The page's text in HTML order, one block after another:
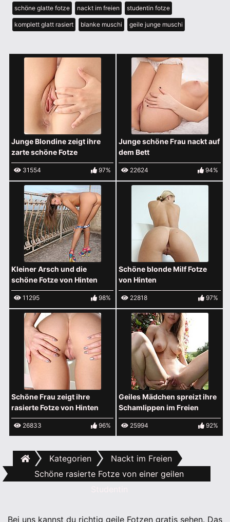
schöne glatte fotze nackt im freien studentin fotze
komplett glatt rasiert blanke muschi geile junge muschi
Junge Blondine zeigt ihre
zarte schöne Fotze
31554 97%
Junge schöne Frau nackt auf
dem Bett
22624 94%
Kleiner Arsch und die
schöne Fotze von Hinten
11295 98%
Schöne blonde Milf Fotze
von Hinten
22818 97%
Schöne Frau zeigt ihre
rasierte Fotze von Hinten
26833 96%
Geiles Mädchen spreizt ihre
Schamlippen im Freien
25994 92%
Kategorien
Nackt im Freien
Schöne rasierte Fotze von einer geilen
Bei uns kannst du richtig geile Fotzen gratis sehen. Das